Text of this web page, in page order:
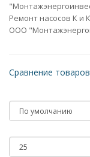
Ремонт насосов К и
ООО
Сравнение